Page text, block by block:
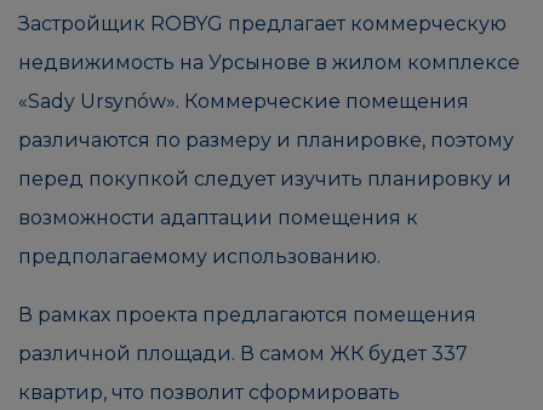
Застройщик ROBYG предлагает коммерческую
недвижимость на Урсынове в жилом комплексе
«Sady Ursynów». Коммерческие помещения
различаются по размеру и планировке, поэтому
перед покупкой следует изучить планировку и
возможности адаптации помещения к
предполагаемому использованию.
В рамках проекта предлагаются помещения
различной площади. В самом ЖК будет 337
квартир, что позволит сформировать